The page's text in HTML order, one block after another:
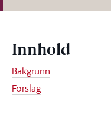
Innhold
Bakgrunn
Forslag